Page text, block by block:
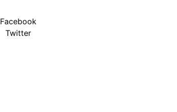
Facebook
Twitter